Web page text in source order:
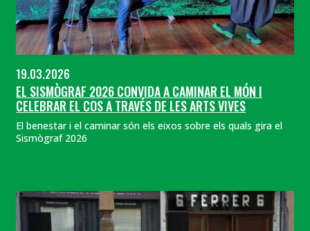
19.03.2026
EL SISMÒGRAF 2026 CONVIDA A CAMINAR EL MÓN I
CELEBRAR EL COS A TRAVÉS DE LES ARTS VIVES
El benestar i el caminar són els eixos sobre els quals gira el
Sismògraf 2026